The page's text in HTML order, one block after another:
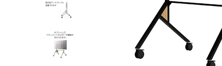
クリアランスセール
テレビ（ディスプレイ）取付対応
検索